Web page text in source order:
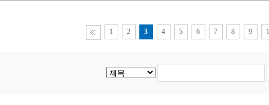
1 2 3 4 5 6 7 8 9